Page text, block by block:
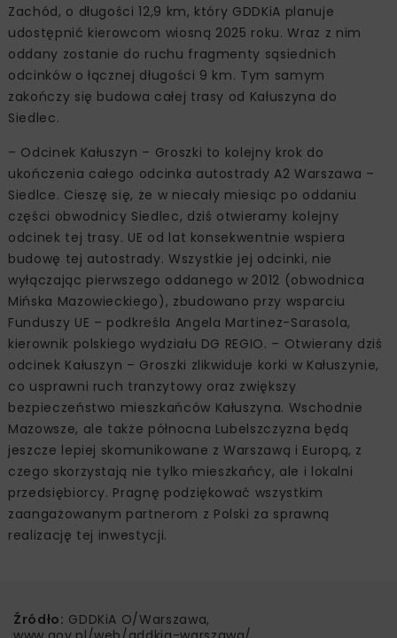
Zachód, o długości 12,9 km, który GDDKiA planuje
udostępnić kierowcom wiosną 2025 roku. Wraz z nim
oddany zostanie do ruchu fragmenty sąsiednich
odcinków o łącznej długości 9 km. Tym samym
zakończy się budowa całej trasy od Kałuszyna do
Siedlec.
– Odcinek Kałuszyn – Groszki to kolejny krok do
ukończenia całego odcinka autostrady A2 Warszawa –
Siedlce. Cieszę się, że w niecały miesiąc po oddaniu
części obwodnicy Siedlec, dziś otwieramy kolejny
odcinek tej trasy. UE od lat konsekwentnie wspiera
budowę tej autostrady. Wszystkie jej odcinki, nie
wyłączając pierwszego oddanego w 2012 (obwodnica
Mińska Mazowieckiego), zbudowano przy wsparciu
Funduszy UE – podkreśla Angela Martinez-Sarasola,
kierownik polskiego wydziału DG REGIO. – Otwierany dziś
odcinek Kałuszyn – Groszki zlikwiduje korki w Kałuszynie,
co usprawni ruch tranzytowy oraz zwiększy
bezpieczeństwo mieszkańców Kałuszyna. Wschodnie
Mazowsze, ale także północna Lubelszczyzna będą
jeszcze lepiej skomunikowane z Warszawą i Europą, z
czego skorzystają nie tylko mieszkańcy, ale i lokalni
przedsiębiorcy. Pragnę podziękować wszystkim
zaangażowanym partnerom z Polski za sprawną
realizację tej inwestycji.
Źródło: GDDKiA O/Warszawa,